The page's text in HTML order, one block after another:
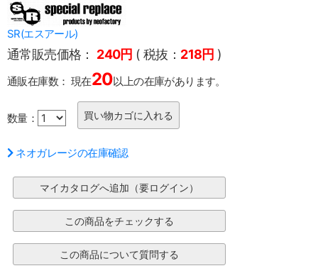
SR(エスアール)
通常販売価格： 240円 ( 税抜： 218円 )
通販在庫数： 現在20以上の在庫があります。
数量：
ネオガレージの在庫確認